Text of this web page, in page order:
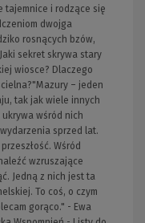
tajemnice i rodzące się
dwojga
rosnących bzów,
sekret skrywa stary
wiosce? Dlaczego
– jeden
tak jak wiele innych
wśród nich
sprzed lat.
Wśród
wzruszające
Jedną z nich jest ta
To coś, o czym
gorąco." - Ewa